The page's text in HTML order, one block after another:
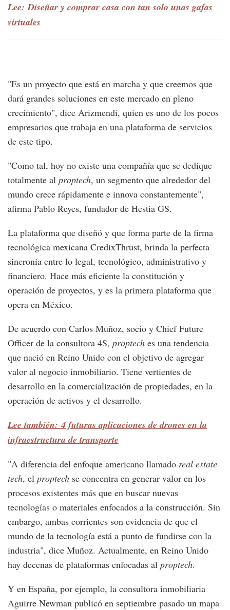
Lee: Diseñar y comprar casa con tan solo unas gafas
virtuales
"Es un proyecto que está en marcha y que creemos que
dará grandes soluciones en este mercado en pleno
crecimiento", dice Arizmendi, quien es uno de los pocos
empresarios que trabaja en una plataforma de servicios
de este tipo.
"Como tal, hoy no existe una compañía que se dedique
totalmente al proptech, un segmento que alrededor del
mundo crece rápidamente e innova constantemente",
afirma Pablo Reyes, fundador de Hestia GS.
La plataforma que diseñó y que forma parte de la firma
tecnológica mexicana CredixThrust, brinda la perfecta
sincronía entre lo legal, tecnológico, administrativo y
financiero. Hace más eficiente la constitución y
operación de proyectos, y es la primera plataforma que
opera en México.
De acuerdo con Carlos Muñoz, socio y Chief Future
Officer de la consultora 4S, proptech es una tendencia
que nació en Reino Unido con el objetivo de agregar
valor al negocio inmobiliario. Tiene vertientes de
desarrollo en la comercialización de propiedades, en la
operación de activos y el desarrollo.
Lee también: 4 futuras aplicaciones de drones en la
infraestructura de transporte
"A diferencia del enfoque americano llamado real estate
tech, el proptech se concentra en generar valor en los
procesos existentes más que en buscar nuevas
tecnologías o materiales enfocados a la construcción. Sin
embargo, ambas corrientes son evidencia de que el
mundo de la tecnología está a punto de fundirse con la
industria", dice Muñoz. Actualmente, en Reino Unido
hay decenas de plataformas enfocadas al proptech.
Y en España, por ejemplo, la consultora inmobiliaria
Aguirre Newman publicó en septiembre pasado un mapa